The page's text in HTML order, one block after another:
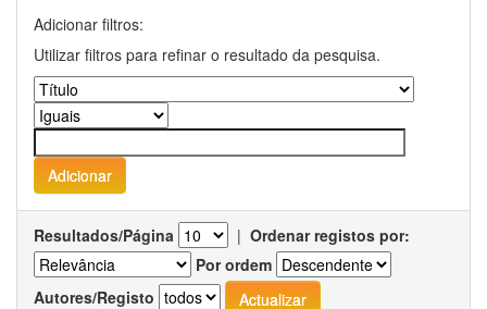
Adicionar filtros:
Utilizar filtros para refinar o resultado da pesquisa.
Resultados/Página | Ordenar registos por:
Por ordem
Autores/Registo